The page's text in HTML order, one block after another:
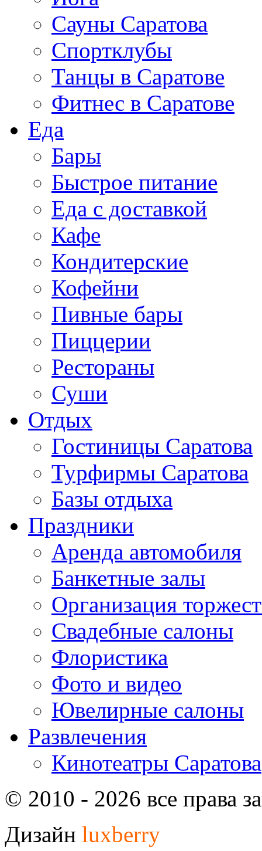
Сауны Саратова
Спортклубы
Танцы в Саратове
Фитнес в Саратове
Еда
Бары
Быстрое питание
Еда с доставкой
Кафе
Кондитерские
Кофейни
Пивные бары
Пиццерии
Рестораны
Суши
Отдых
Гостиницы Саратова
Турфирмы Саратова
Базы отдыха
Праздники
Аренда автомобиля
Банкетные залы
Организация
Свадебные салоны
Флористика
Фото и видео
Ювелирные салоны
Развлечения
Кинотеатры Саратова
© 2010 - 2026 все права
Дизайн luxberry